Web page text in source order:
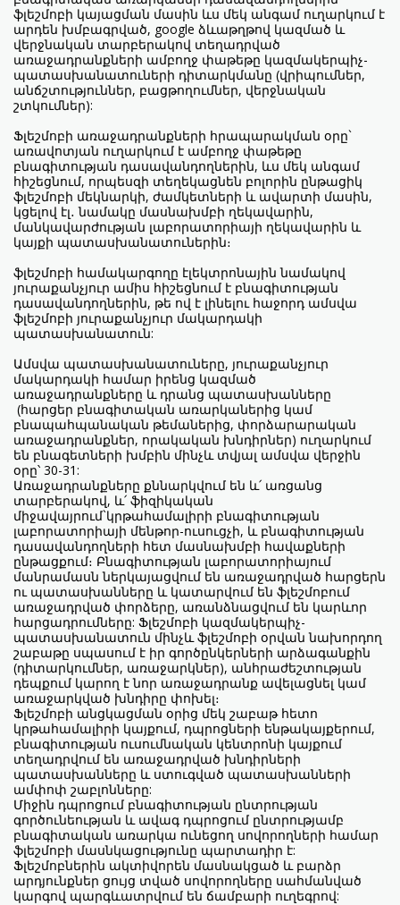
ֆլեշմոբի կայացման մասին ևս մեկ անգամ ուղարկում է
արդեն խմբագրված, google ձևաթղթով կազմած և
վերջնական տարբերակով տեղադրված
առաջադրանքների ամբողջ փաթեթը կազմակերպիչ-
պատասխանատուների դիտարկմանը (վրիպումներ,
անճշտություններ, բացթողումներ, վերջնական
շտկումներ):
Ֆլեշմոբի առաջադրանքների հրապարակման օրը`
առավոտյան ուղարկում է ամբողջ փաթեթը
բնագիտության դասավանդողներին, ևս մեկ անգամ
հիշեցնում, որպեսզի տեղեկացնեն բոլորին ընթացիկ
ֆլեշմոբի մեկնարկի, ժամկետների և ավարտի մասին,
կցելով էլ․ նամակը մասնախմբի ղեկավարին,
մանկավարժության լաբորատորիայի ղեկավարին և
կայքի պատասխանատուներին։
ֆլեշմոբի համակարգողը էլեկտրոնային նամակով
յուրաքանչյուր ամիս հիշեցնում է բնագիտության
դասավանդողներին, թե ով է լինելու հաջորդ ամսվա
ֆլեշմոբի յուրաքանչյուր մակարդակի
պատասխանատուն:
Ամսվա պատասխանատուները, յուրաքանչյուր
մակարդակի համար իրենց կազմած
առաջադրանքները և դրանց պատասխանները
(հարցեր բնագիտական առարկաներից կամ
բնապահպանական թեմաներից, փորձարարական
առաջադրանքներ, որակական խնդիրներ) ուղարկում
են բնագետների խմբին մինչև տվյալ ամսվա վերջին
օրը՝ 30-31:
Առաջադրանքները քննարկվում են և՛ առցանց
տարբերակով, և՛ ֆիզիկական
միջավայրում`կրթահամալիրի բնագիտության
լաբորատորիայի մենթոր-ուսուցչի, և բնագիտության
դասավանդողների հետ մասնախմբի հավաքների
ընթացքում։ Բնագիտության լաբորատորիայում
մանրամասն ներկայացվում են առաջադրված հարցերն
ու պատասխանները և կատարվում են ֆլեշմոբում
առաջադրված փորձերը, առանձնացվում են կարևոր
հարցադրումները: Ֆլեշմոբի կազմակերպիչ-
պատասխանատուն մինչև ֆլեշմոբի օրվան նախորդող
շաբաթը սպասում է իր գործընկերների արձագանքին
(դիտարկումներ, առաջարկներ), անհրաժեշտության
դեպքում կարող է նոր առաջադրանք ավելացնել կամ
առաջարկված խնդիրը փոխել։
Ֆլեշմոբի անցկացման օրից մեկ շաբաթ հետո
կրթահամալիրի կայքում, դպրոցների ենթակայքերում,
բնագիտության ուսումնական կենտրոնի կայքում
տեղադրվում են առաջադրված խնդիրների
պատասխանները և ստուգված պատասխանների
ամփոփ շաբլոնները:
Միջին դպրոցում բնագիտության ընտրության
գործունեության և ավագ դպրոցում ընտրությամբ
բնագիտական առարկա ունեցող սովորողների համար
ֆլեշմոբի մասնկացությունը պարտադիր է:
Ֆլեշմոբներին ակտիվորեն մասնակցած և բարձր
արդյունքներ ցույց տված սովորողները սահմանված
կարգով պարգևատրվում են ճամբարի ուղեգրով: